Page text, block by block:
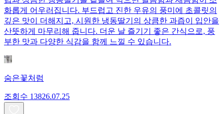
화롭게 어우러집니다. 부드럽고 진한 우유의 풍미에 초콜릿의
깊은 맛이 더해지고, 시원한 냉동딸기의 상큼한 과즙이 입안을
산뜻하게 마무리해 줍니다. 더운 날 즐기기 좋은 간식으로, 풍
부한 맛과 다양한 식감을 함께 느낄 수 있습니다.
숨은꽃처럼
조회수 13826.07.25